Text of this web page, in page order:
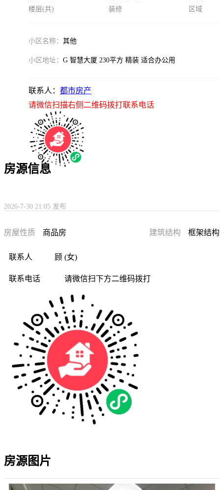
楼层(共) 装修 区域
小区名称： 其他
小区地址： G 智慧大厦 230平方 精装 适合办公用
联系人： 都市房产
请微信扫描右侧二维码拨打联系电话
房源信息
2026-7-30 21:05 发布
房屋性质 商品房 建筑结构 框架结构
联系人 顾 (女)
联系电话 请微信扫下方二维码拨打
房源图片